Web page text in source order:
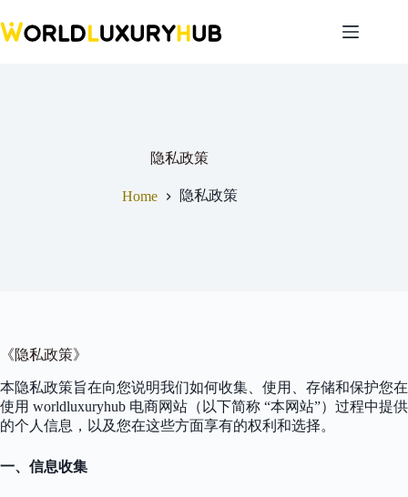
to
content
隐私政策
Home 隐私政策
《隐私政策》
本隐私政策旨在向您说明我们如何收集、使用、存储和保护您在
使用 worldluxuryhub 电商网站（以下简称 “本网站”）过程中提供
的个人信息，以及您在这些方面享有的权利和选择。
一、信息收集